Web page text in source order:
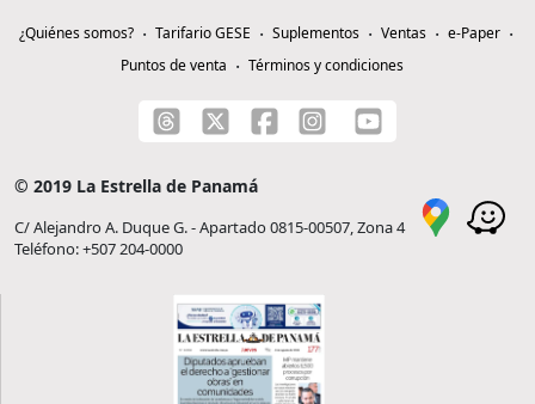
¿Quiénes somos? Tarifario GESE Suplementos Ventas
e-Paper
Puntos de venta
Términos y condiciones
© 2019 La Estrella de Panamá
C/ Alejandro A. Duque G. - Apartado 0815-00507, Zona 4
Teléfono: +507 204-0000